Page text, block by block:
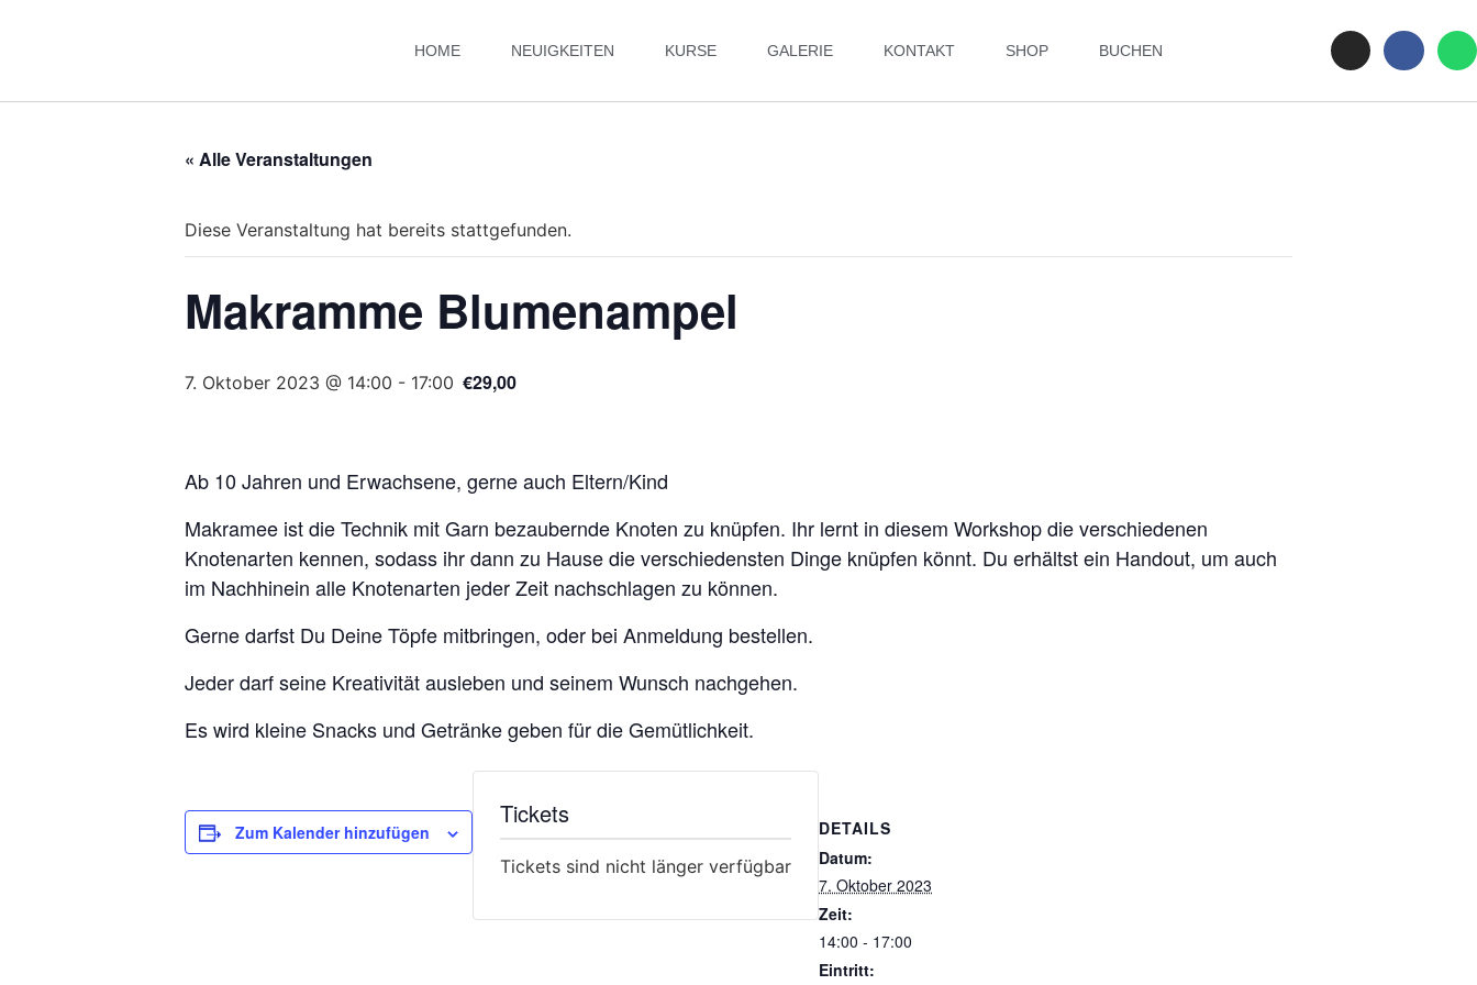
HOME NEUIGKEITEN KURSE GALERIE KONTAKT SHOP BUCHEN
« Alle Veranstaltungen
Diese Veranstaltung hat bereits stattgefunden.
Makramme Blumenampel
7. Oktober 2023 @ 14:00 - 17:00 €29,00
Ab 10 Jahren und Erwachsene, gerne auch Eltern/Kind
Makramee ist die Technik mit Garn bezaubernde Knoten zu knüpfen. Ihr lernt in diesem Workshop die verschiedenen
Knotenarten kennen, sodass ihr dann zu Hause die verschiedensten Dinge knüpfen könnt. Du erhältst ein Handout, um auch
im Nachhinein alle Knotenarten jeder Zeit nachschlagen zu können.
Gerne darfst Du Deine Töpfe mitbringen, oder bei Anmeldung bestellen.
Jeder darf seine Kreativität ausleben und seinem Wunsch nachgehen.
Es wird kleine Snacks und Getränke geben für die Gemütlichkeit.
Zum Kalender hinzufügen
DETAILS
Datum:
7. Oktober 2023
Zeit:
14:00 - 17:00
Eintritt:
Tickets
Tickets sind nicht länger verfügbar